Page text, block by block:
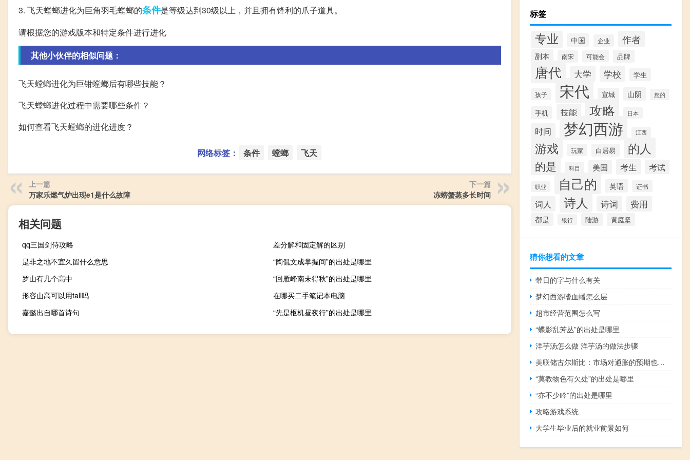
3. 飞天螳螂进化为巨角羽毛螳螂的条件是等级达到30级以上，并且拥有锋利的爪子道具。
请根据您的游戏版本和特定条件进行进化
其他小伙伴的相似问题：
飞天螳螂进化为巨钳螳螂后有哪些技能？
飞天螳螂进化过程中需要哪些条件？
如何查看飞天螳螂的进化进度？
网络标签： 条件 螳螂 飞天
上一篇
万家乐燃气炉出现e1是什么故障
下一篇
冻螃蟹蒸多长时间
相关问题
qq三国剑侍攻略
差分解和固定解的区别
是非之地不宜久留什么意思
“陶侃文成掌握间”的出处是哪里
罗山有几个高中
“回雁峰南未得秋”的出处是哪里
形容山高可以用tall吗
在哪买二手笔记本电脑
嘉懿出自哪首诗句
“先是枢机昼夜行”的出处是哪里
标签
专业 中国 企业 作者
副本 南宋 可能会 品牌
唐代 大学 学校 学生
孩子 宋代 宣城 山阴 您的
手机 技能 攻略 日本
时间 梦幻西游 江西
游戏 玩家 白居易 的人
的是 科目 美国 考生 考试
职业 自己的 英语 证书
词人 诗人 诗词 费用
都是 银行 陆游 黄庭坚
猜你想看的文章
带日的字与什么有关
梦幻西游嗜血幡怎么层
超市经营范围怎么写
“蝶影乱芳丛”的出处是哪里
洋芋汤怎么做 洋芋汤的做法步骤
美联储古尔斯比：市场对通胀的预期也具有重大影响
“莫教物色有欠处”的出处是哪里
“亦不少吟”的出处是哪里
攻略游戏系统
大学生毕业后的就业前景如何